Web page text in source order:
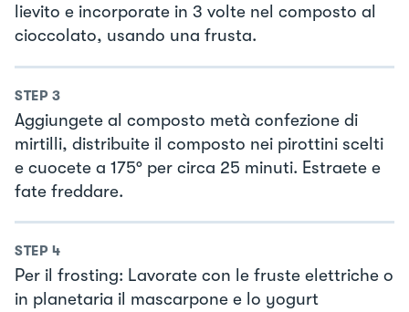
lievito e incorporate in 3 volte nel composto al
cioccolato, usando una frusta.
STEP 3
Aggiungete al composto metà confezione di
mirtilli, distribuite il composto nei pirottini scelti
e cuocete a 175° per circa 25 minuti. Estraete e
fate freddare.
STEP 4
Per il frosting: Lavorate con le fruste elettriche o
in planetaria il mascarpone e lo yogurt